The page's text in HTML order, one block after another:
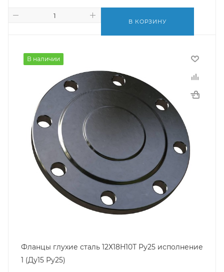
В КОРЗИНУ
В наличии
Фланцы глухие сталь 12Х18Н10Т Ру25 исполнение
1 (Ду15 Ру25)